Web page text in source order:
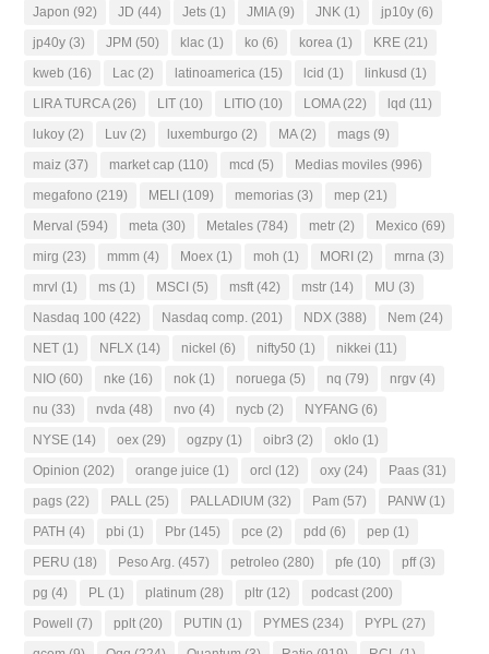
Japon (92) JD (44) Jets (1) JMIA(9) JNK (1) jp10y (6)
jp40y (3) JPM (50) klac (1) ko (6) korea (1) KRE (21)
kweb (16) Lac (2) latinoamerica (15) lcid (1) linkusd (1)
LIRA TURCA(26) LIT (10) LITIO (10) LOMA(22) lqd (11)
lukoy (2) Luv (2) luxemburgo (2) MA(2) mags (9)
maiz (37) market cap (110) mcd (5) Medias moviles (996)
megafono (219) MELI (109) memorias (3) mep (21)
Merval (594) meta (30) Metales (784) metr (2) Mexico (69)
mirg (23) mmm (4) Moex (1) moh (1) MORI (2) mrna (3)
mrvl (1) ms (1) MSCI (5) msft (42) mstr (14) MU (3)
Nasdaq 100 (422) Nasdaq comp. (201) NDX (388) Nem (24)
NET (1) NFLX (14) nickel (6) nifty50 (1) nikkei (11)
NIO (60) nke (16) nok (1) noruega (5) nq (79) nrgv (4)
nu (33) nvda (48) nvo (4) nycb (2) NYFANG (6)
NYSE (14) oex (29) ogzpy (1) oibr3 (2) oklo (1)
Opinion (202) orange juice (1) orcl (12) oxy (24) Paas (31)
pags (22) PALL (25) PALLADIUM (32) Pam (57) PANW (1)
PATH (4) pbi (1) Pbr (145) pce (2) pdd (6) pep (1)
PERU (18) Peso Arg. (457) petroleo (280) pfe (10) pff(3)
pg (4) PL (1) platinum (28) pltr (12) podcast (200)
Powell (7) pplt (20) PUTIN (1) PYMES (234) PYPL (27)